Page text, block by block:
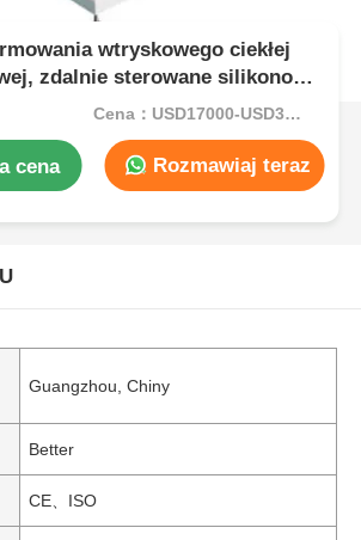
wtryskowego ciekłej
zdalnie sterowane silikonowe
Cena：USD17000-USD35000per set
cena Rozmawiaj teraz
Guangzhou, Chiny
Better
CE、ISO